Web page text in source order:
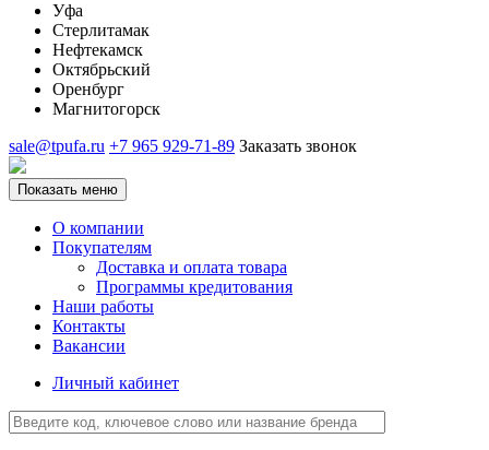
Уфа
Стерлитамак
Нефтекамск
Октябрьский
Оренбург
Магнитогорск
sale@tpufa.ru +7 965 929-71-89 Заказать звонок
Показать меню
О компании
Покупателям
Доставка и оплата товара
Программы кредитования
Наши работы
Контакты
Вакансии
Личный кабинет